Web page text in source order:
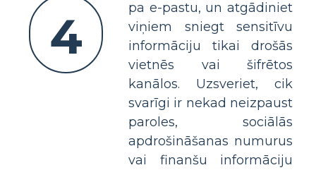
4
pa e-pastu, un atgādiniet
viņiem sniegt sensitīvu
informāciju tikai drošās
vietnēs vai šifrētos
kanālos. Uzsveriet, cik
svarīgi ir nekad neizpaust
paroles, sociālās
apdrošināšanas numurus
vai finanšu informāciju